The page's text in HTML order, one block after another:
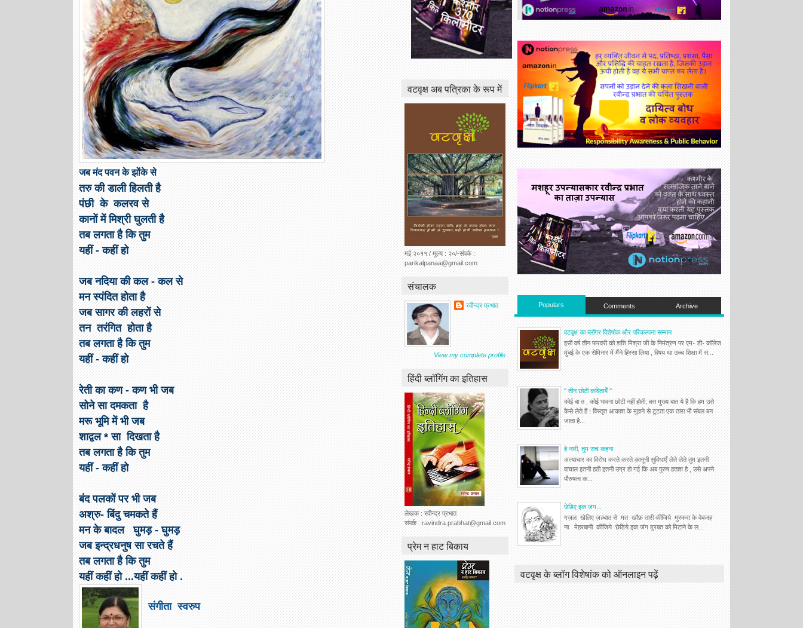
जब मंद पवन के झोंके से
तरु की डाली हिलती है
पंछी के कलरव से
कानों में मिश्री घुलती है
तब लगता है कि तुम
यहीं - कहीं हो
जब नदिया की कल - कल से
मन स्पंदित होता है
जब सागर की लहरों से
तन तरंगित होता है
तब लगता है कि तुम
यहीं - कहीं हो
रेती का कण - कण भी जब
सोने सा दमकता है
मरू भूमि में भी जब
शाद्वल * सा दिखता है
तब लगता है कि तुम
यहीं - कहीं हो
बंद पलकों पर भी जब
अश्रु- बिंदु चमकते हैं
मन के बादल घुमड़ - घुमड़
जब इन्द्रधनुष सा रचते हैं
तब लगता है कि तुम
यहीं कहीं हो ...यहीं कहीं हो .
संगीता स्वरुप
Populars Comments Archive
वटवृक्ष का ब्लॉगर विशेषांक और परिकल्पना सम्मान
इसी वर्ष तीन फरवरी को शशि मिश्रा जी के निमंत्रण पर एम॰ डी॰ कॉलेज
मुंबई के एक सेमिनार में मैंने हिस्सा लिया , विषय था उच्च शिक्षा में स...
'' तीन छोटी कवितायेँ ''
कोई बा त , कोई भावना छोटी नहीं होती, बस मुख्य बात ये है कि हम उसे
कैसे लेते हैं ! विस्तृत आकाश के मुहाने से टूटता एक तारा भी संबल बन
जाता है...
हे नारी, तुम सच कहना
अत्याचार का विरोध करते करते क़ानूनी सुविधाएँ लेते लेते तुम इतनी
वाचाल इतनी हठी इतनी उग्र हो गई कि अब पुरुष हताश है , उसे अपने
पौरुषत्व क...
छेडिए इक जंग...
ग़ज़ल खेलिए ज़ज़्बात से मत खौफ़ तारी कीजिये मुस्करा के वेबजह
ना मेहरबानी कीजिये छेडिये इक जंग ग़ुरबत को मिटाने के ल...
वटवृक्ष के ब्लॉग विशेषांक को ऑनलाइन पढ़ें
वटवृक्ष अब पत्रिका के रूप में
मई २०११ / मूल्य : २०/-संपर्क :
parikalpanaa@gmail.com
संचालक
रवीन्द्र प्रभात
View my complete profile
हिंदी ब्लॉगिंग का इतिहास
लेखक : रवीन्द्र प्रभात
संपर्क : ravindra.prabhat@gmail.com
प्रेम न हाट बिकाय